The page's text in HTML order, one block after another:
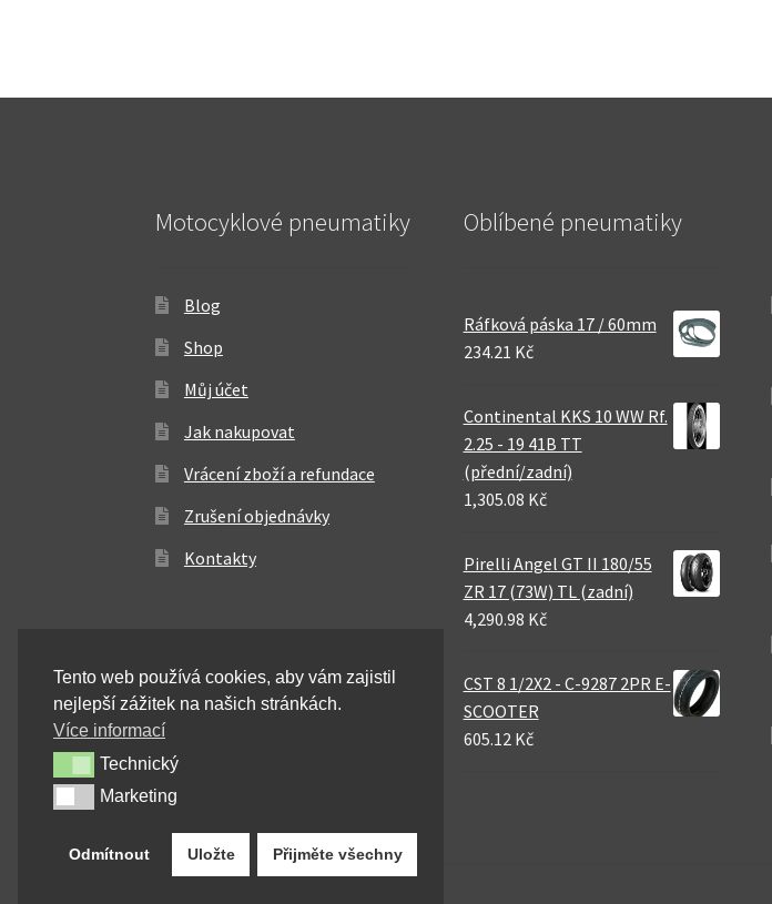
Motocyklové pneumatiky
Blog
Shop
Můj účet
Jak nakupovat
Vrácení zboží a refundace
Zrušení objednávky
Kontakty
Oblíbené pneumatiky
Ráfková páska 17 / 60mm
234.21 Kč
Continental KKS 10 WW Rf.
2.25 - 19 41B TT
(přední/zadní)
1,305.08 Kč
Pirelli Angel GT II 180/55
ZR 17 (73W) TL (zadní)
4,290.98 Kč
CST 8 1/2X2 - C-9287 2PR E-
SCOOTER
605.12 Kč
Tento web používá cookies, aby vám zajistil
nejlepší zážitek na našich stránkách.
Více informací
TechnickýTechnický
MarketingMarketing
Odmítnout Uložte Přijměte všechny